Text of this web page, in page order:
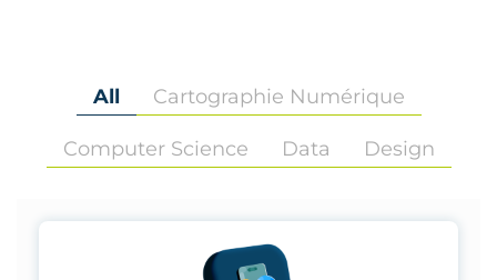
All Cartographie Numérique
Computer Science Data Design